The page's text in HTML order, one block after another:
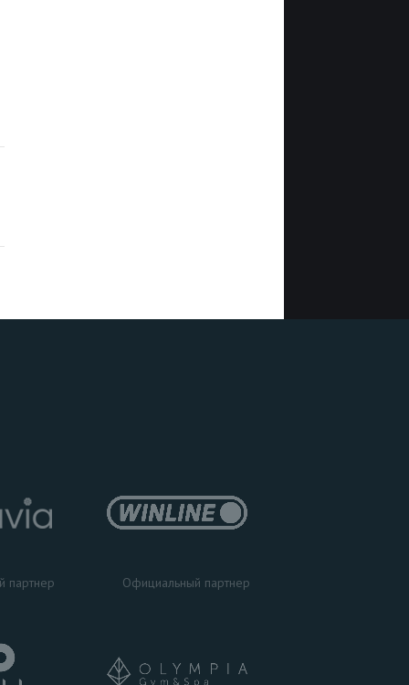
партнер Официальный партнер